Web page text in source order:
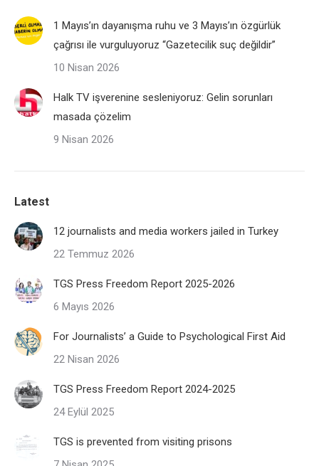
1 Mayıs’ın dayanışma ruhu ve 3 Mayıs’ın özgürlük
çağrısı ile vurguluyoruz “Gazetecilik suç değildir”
10 Nisan 2026
Halk TV işverenine sesleniyoruz: Gelin sorunları
masada çözelim
9 Nisan 2026
Latest
12 journalists and media workers jailed in Turkey
22 Temmuz 2026
TGS Press Freedom Report 2025-2026
6 Mayıs 2026
For Journalists’ a Guide to Psychological First Aid
22 Nisan 2026
TGS Press Freedom Report 2024-2025
24 Eylül 2025
TGS is prevented from visiting prisons